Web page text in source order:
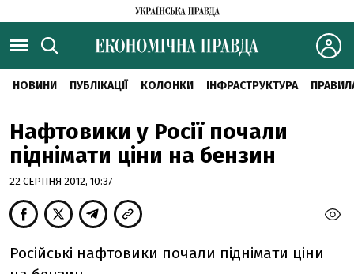
НОВИНИ ПУБЛІКАЦІЇ КОЛОНКИ ІНФРАСТРУКТУРА
Нафтовики у Росії почали
піднімати ціни на бензин
22 СЕРПНЯ 2012, 10:37
Російські нафтовики почали піднімати ціни